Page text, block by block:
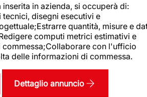
inserita in azienda, si occuperà di:
disegni esecutivi e
quantità, misure e
computi metrici estimativi e
con l'ufficio
delle informazioni di commessa.
Dettaglio annuncio